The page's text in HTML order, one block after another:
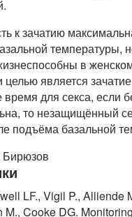
к зачатию
температуры,
в
целью является
для секса, если
то незащищённый
подъёма базальной
Бирюзов
LF., Vigil P., Alliende
M., Cooke DG.